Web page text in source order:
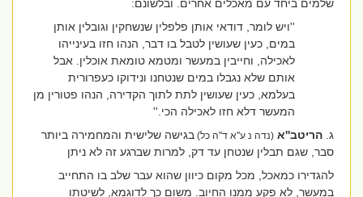
שלמים ביחד עם מאכלים אחרים. ובלשונם:
''ויש לומר, דודאי אותן פלפלין שנשחקין וגובלין אותן
במים, כעין שעושין לטבל בו דבר, הנהו חזו בעינייהו
לאכילה, וחייבין במעשר ומטמא טומאת אוכלין. אבל
אותם שלא נגבלו במים שנטחנו ונידוקו כעפרורית
בעלמא, כעין שעושין לתת לתוך הקדירה, הנהו פטורין מן
המעשר דלא חזו לאכילה הכי.''
הריטב''א(נדה נ ע''א ד''ה כל)בגישה שלישית והמחמירה ביותר
סבר, שגם תבלין שנטחן עד דק, למרות שברגע זה לא ניתן
להגדירו כמאכל, מכל מקום כיוון שהוא עבר שלב בו התחייב
במעשר, לא פקע ממנו החיוב. משום כך לדוגמא, לשיטתו